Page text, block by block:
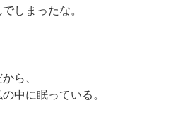
しまったな。
ら、
中に眠っている。